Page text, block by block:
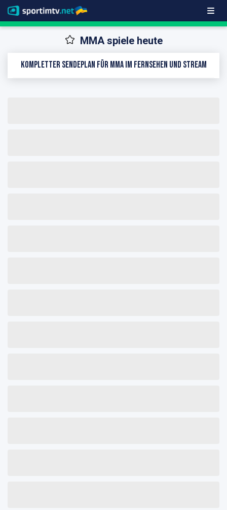
MMA spiele heute
Kompletter Sendeplan für MMA im Fernsehen und Stream